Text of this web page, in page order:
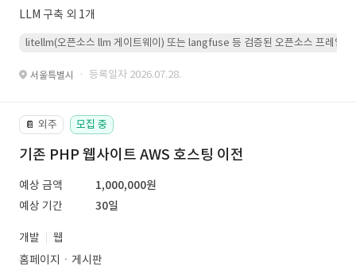
LLM 구축 외 1개
litellm(오픈소스 llm 게이트웨이) 또는 langfuse 등 검증된 오픈소스 프레임워
서울특별시 · 등록일자 2026.07.28.
📔 외주 모집 중
기존 PHP 웹사이트 AWS 호스팅 이전
예상 금액
1,000,000원
예상 기간
30일
개발
웹
홈페이지ㆍ게시판